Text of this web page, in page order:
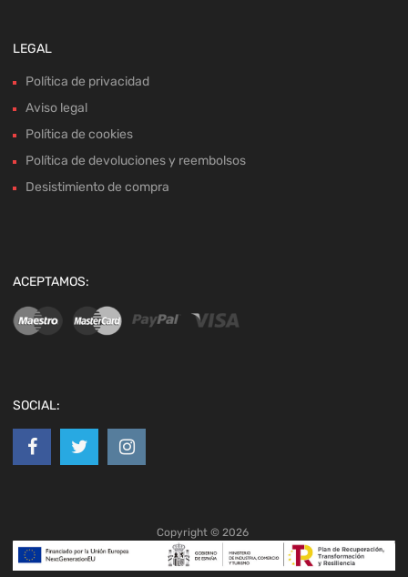
LEGAL
Política de privacidad
Aviso legal
Política de cookies
Política de devoluciones y reembolsos
Desistimiento de compra
ACEPTAMOS:
SOCIAL:
Copyright © 2026